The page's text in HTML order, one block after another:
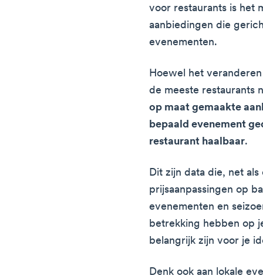
voor restaurants is het
aanbiedingen die
evenementen.
Hoewel het
de meeste restaurants
op maat gemaakte
bepaald evenement
restaurant haalbaar.
Dit zijn data die, net
prijsaanpassingen op
evenementen en
betrekking hebben op
belangrijk zijn voor je
Denk ook aan lokale